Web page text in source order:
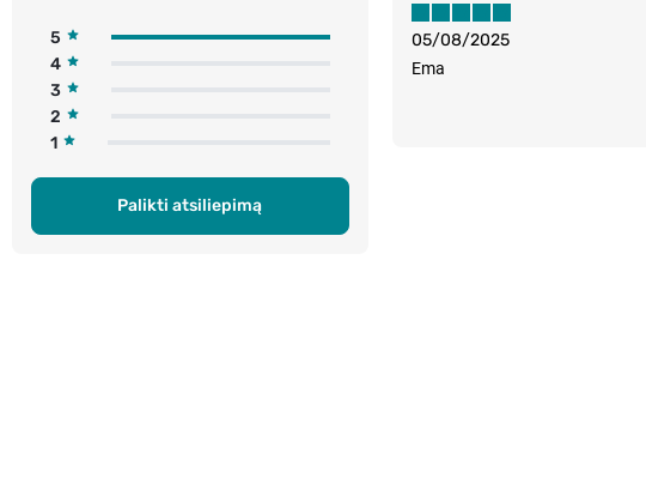
5
4
3
2
1
Palikti atsiliepimą
05/08/2025
Ema